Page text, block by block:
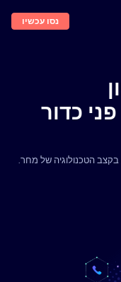
נסו עכשיו
כדור
הטכנולוגיה של מחר.